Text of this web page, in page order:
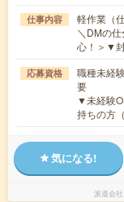
仕事内容
軽作業（
＼DMの
心！＞▼
応募資格
職種未経
要
▼未経験
持ちの方
気になる!
派遣会社